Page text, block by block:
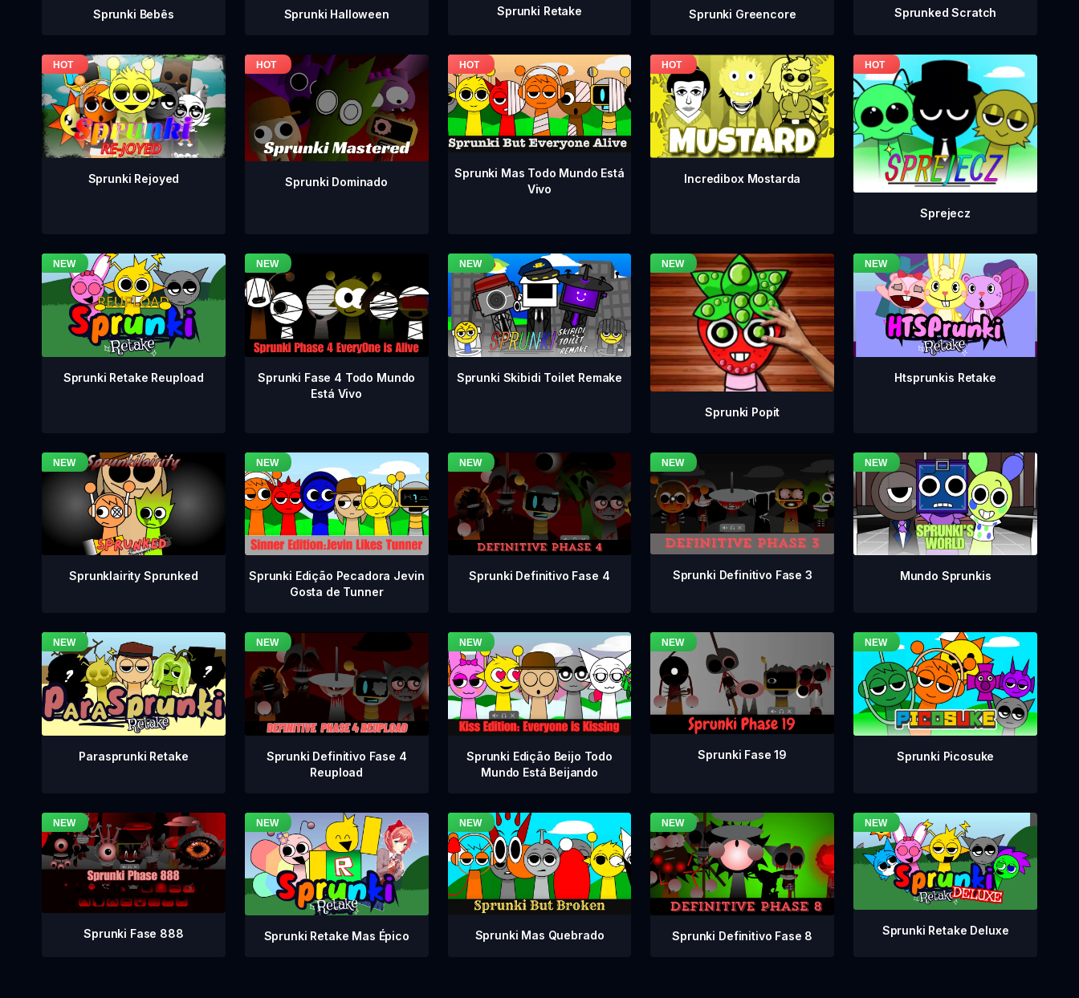
Sprunki Bebês Sprunki Halloween Sprunki Retake Sprunki Greencore Sprunked Scratch
Sprunki Rejoyed Sprunki Dominado
Sprunki Mas Todo Mundo Está
Vivo
Incredibox Mostarda
Sprejecz
Sprunki Retake Reupload
Sprunki Fase 4 Todo Mundo
Está Vivo
Sprunki Skibidi Toilet Remake
Sprunki Popit
Htsprunkis Retake
Sprunklairity Sprunked
Sprunki Edição Pecadora Jevin
Gosta de Tunner
Sprunki Definitivo Fase 4 Sprunki Definitivo Fase 3 Mundo Sprunkis
Parasprunki Retake
Sprunki Definitivo Fase 4
Reupload
Sprunki Edição Beijo Todo
Mundo Está Beijando
Sprunki Fase 19 Sprunki Picosuke
Sprunki Fase 888 Sprunki Retake Mas Épico Sprunki Mas Quebrado Sprunki Definitivo Fase 8 Sprunki Retake Deluxe